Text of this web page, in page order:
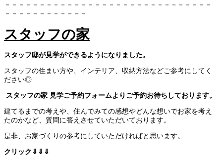
－－－－－－－－－－－－－－－－－－－－－－－－－－－－－－
－－－－－－－－－－－－
スタッフの家
スタッフ邸が見学ができるようになりました。
スタッフの住まい方や、インテリア、収納方法などご参考にしてく
ださい◎
スタッフの家 見学ご予約フォームよりご予約お待ちしております。
建てるまでの考えや、住んでみての感想やどんな想いでお家を考え
たのかなど、質問に答えさせていただいております。
是非、お家づくりの参考にしていただければと思います。
クリック⇓⇓⇓